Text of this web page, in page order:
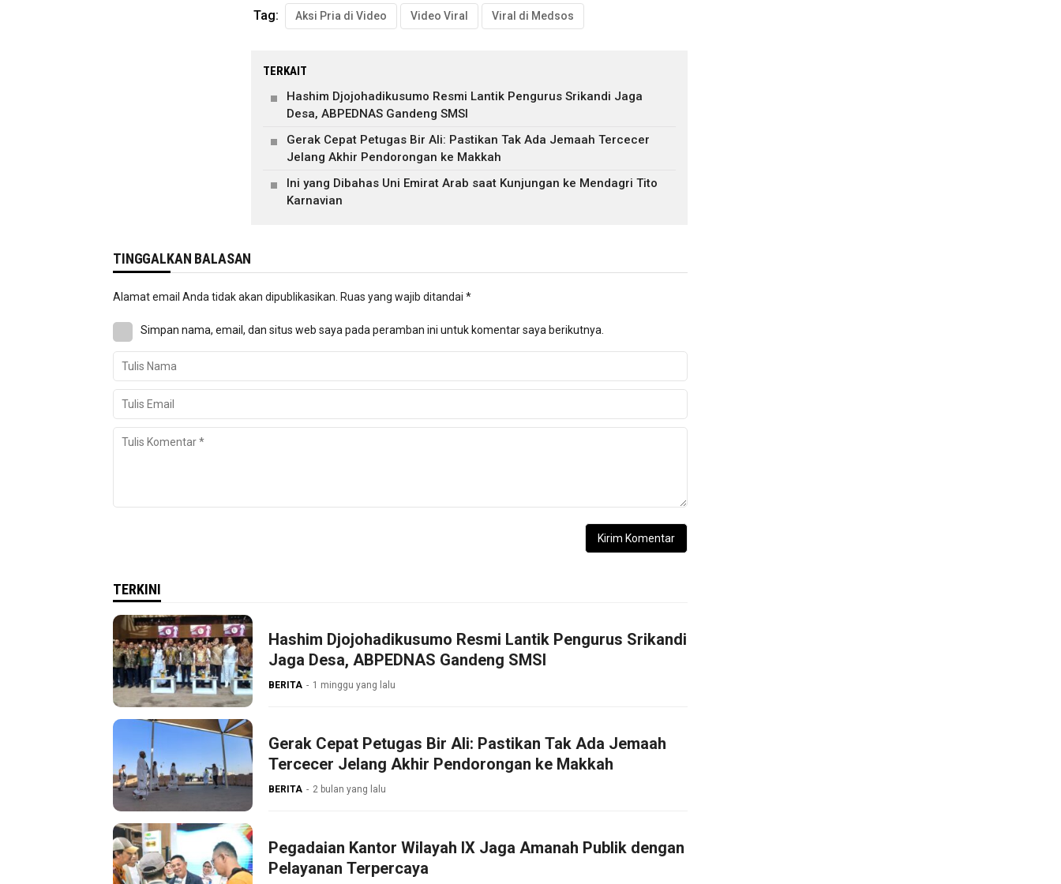
Tag: Aksi Pria di Video Video Viral Viral di Medsos
TERKAIT
Hashim Djojohadikusumo Resmi Lantik Pengurus Srikandi Jaga
Desa, ABPEDNAS Gandeng SMSI
Gerak Cepat Petugas Bir Ali: Pastikan Tak Ada Jemaah Tercecer
Jelang Akhir Pendorongan ke Makkah
Ini yang Dibahas Uni Emirat Arab saat Kunjungan ke Mendagri Tito
Karnavian
TINGGALKAN BALASAN
Alamat email Anda tidak akan dipublikasikan. Ruas yang wajib ditandai *
Simpan nama, email, dan situs web saya pada peramban ini untuk komentar saya berikutnya.
TERKINI
Hashim Djojohadikusumo Resmi Lantik Pengurus Srikandi
Jaga Desa, ABPEDNAS Gandeng SMSI
BERITA 1 minggu yang lalu
Gerak Cepat Petugas Bir Ali: Pastikan Tak Ada Jemaah
Tercecer Jelang Akhir Pendorongan ke Makkah
BERITA 2 bulan yang lalu
Pegadaian Kantor Wilayah IX Jaga Amanah Publik dengan
Pelayanan Terpercaya